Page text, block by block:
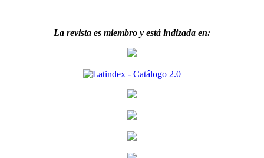
La revista es miembro y está indizada en: